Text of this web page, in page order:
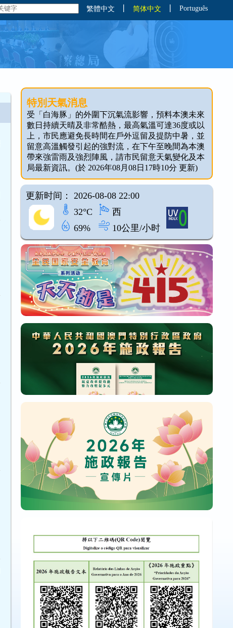
繁體中文 简体中文 Português
特別天氣消息
受「白海豚」的外圍下沉氣流影響，預料本澳未來
數日持續天晴及非常酷熱，最高氣溫可達36度或以
上，市民應避免長時間在戶外逗留及提防中暑，並
留意高溫觸發引起的強對流，在下午至晚間為本澳
帶來強雷雨及強烈陣風，請市民留意天氣變化及本
局最新資訊。(於 2026年08月08日17時10分 更新)
更新时间： 2026-08-08 22:00
32°C
西
69%
10公里/小时